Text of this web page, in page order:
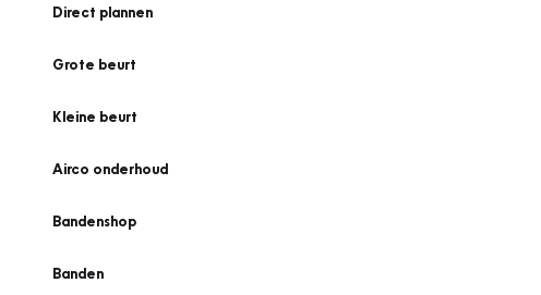
Direct plannen
Grote beurt
Kleine beurt
Airco onderhoud
Bandenshop
Banden